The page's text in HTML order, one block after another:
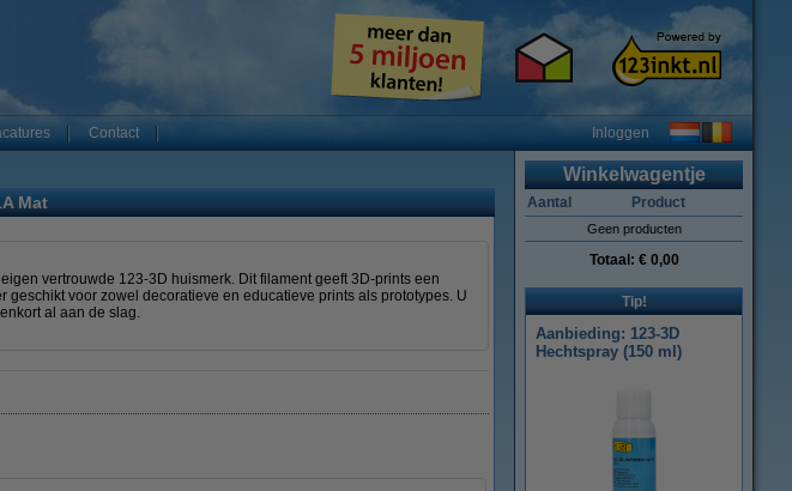
Contact Inloggen
Mat
vertrouwde 123-3D huismerk. Dit filament geeft 3D-prints een
voor zowel decoratieve en educatieve prints als prototypes. U
al aan de slag.
Winkelwagentje
Aantal Product
Geen producten
Totaal: € 0,00
Tip!
Aanbieding: 123-3D
Hechtspray (150 ml)